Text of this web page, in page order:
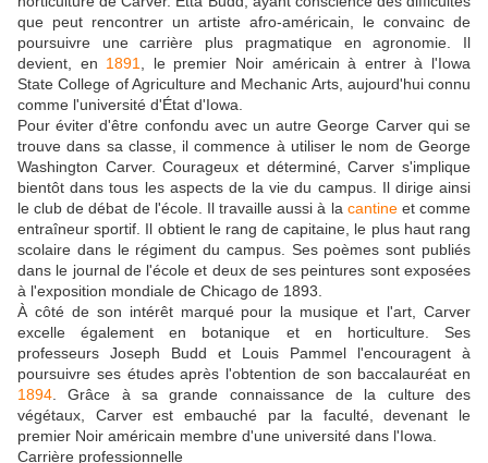
que peut rencontrer un artiste afro-américain, le convainc de
poursuivre une carrière plus pragmatique en agronomie. Il
devient, en 1891
, le premier Noir américain à entrer à l'Iowa
State College of Agriculture and Mechanic Arts, aujourd'hui connu
comme l'université d'État d'Iowa.
Pour éviter d'être confondu avec un autre George Carver qui se
trouve dans sa classe, il commence à utiliser le nom de George
Washington Carver. Courageux et déterminé, Carver s'implique
bientôt dans tous les aspects de la vie du campus. Il dirige ainsi
le club de débat de l'école. Il travaille aussi à la cantineet comme
entraîneur sportif. Il obtient le rang de capitaine, le plus haut rang
scolaire dans le régiment du campus. Ses poèmes sont publiés
dans le journal de l'école et deux de ses peintures sont exposées
à l'exposition mondiale de Chicago de 1893.
À côté de son intérêt marqué pour la musique et l'art, Carver
excelle également en botanique et en horticulture. Ses
professeurs Joseph Budd et Louis Pammel l'encouragent à
poursuivre ses études après l'obtention de son baccalauréat en
1894 . Grâce à sa grande connaissance de la culture des
végétaux, Carver est embauché par la faculté, devenant le
premier Noir américain membre d'une université dans l'Iowa.
Carrière professionnelle